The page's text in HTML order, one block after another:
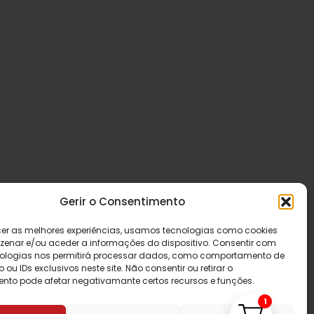
Gerir o Consentimento
as melhores experiências, usamos tecnologias como cookies
e/ou aceder a informações do dispositivo. Consentir com
nos permitirá processar dados, como comportamento de
IDs exclusivos neste site. Não consentir ou retirar o
pode afetar negativamante certos recursos e funções.
1